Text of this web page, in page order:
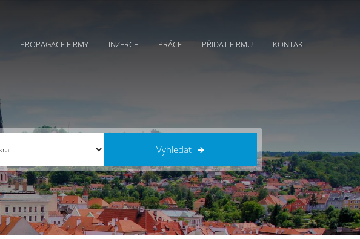
PROPAGACE FIRMY INZERCE PRÁCE PŘIDAT FIRMU KONTAKT
Vyhledat